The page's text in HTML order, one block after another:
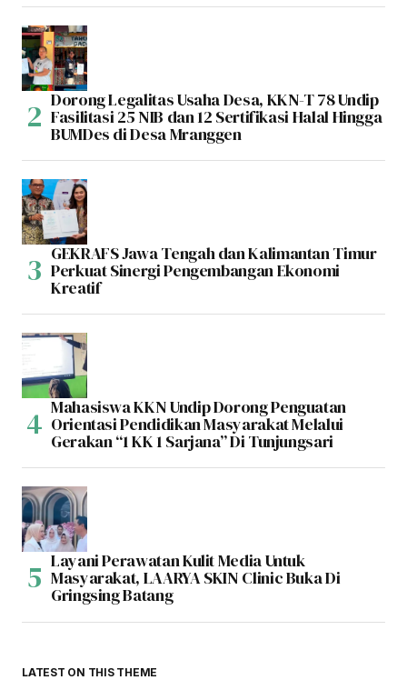
Dorong Legalitas Usaha Desa, KKN-T 78 Undip
Fasilitasi 25 NIB dan 12 Sertifikasi Halal Hingga
BUMDes di Desa Mranggen
GEKRAFS Jawa Tengah dan Kalimantan Timur
Perkuat Sinergi Pengembangan Ekonomi
Kreatif
Mahasiswa KKN Undip Dorong Penguatan
Orientasi Pendidikan Masyarakat Melalui
Gerakan “1 KK 1 Sarjana” Di Tunjungsari
Layani Perawatan Kulit Media Untuk
Masyarakat, LAARYA SKIN Clinic Buka Di
Gringsing Batang
LATEST ON THIS THEME